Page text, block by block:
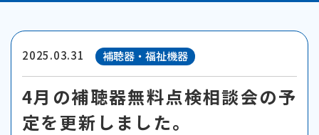
2025.03.31 補聴器・福祉機器
4月の補聴器無料点検相談会の予
定を更新しました。